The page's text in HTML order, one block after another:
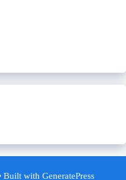
Built with GeneratePress